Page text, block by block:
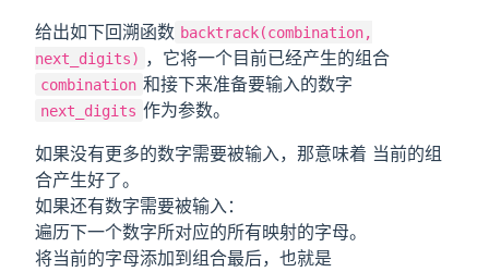
给出如下回溯函数 backtrack(combination,
next_digits) ，它将一个目前已经产生的组合
combination 和接下来准备要输入的数字
next_digits 作为参数。
如果没有更多的数字需要被输入，那意味着 当前的组
合产生好了。
如果还有数字需要被输入：
遍历下一个数字所对应的所有映射的字母。
将当前的字母添加到组合最后，也就是